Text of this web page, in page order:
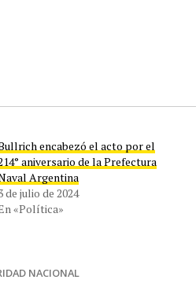
encabezó el acto por el
aniversario de la Prefectura
Argentina
de julio de 2024
«Política»
NACIONAL